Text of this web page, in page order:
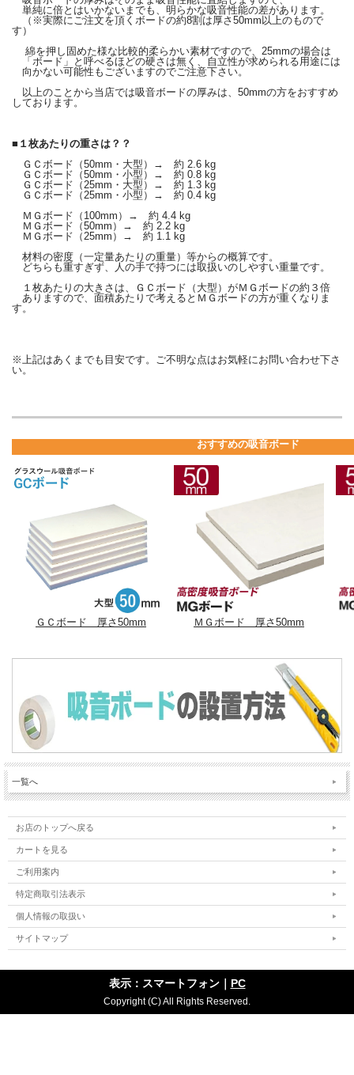
単純に倍とはいかないまでも、明らかな吸音性能の差があります。
（※実際にご注文を頂くボードの約8割は厚さ50mm以上のもので
す）
綿を押し固めた様な比較的柔らかい素材ですので、25mmの場合は
「ボード」と呼べるほどの硬さは無く、自立性が求められる用途には
向かない可能性もございますのでご注意下さい。
以上のことから当店では吸音ボードの厚みは、50mmの方をおすすめ
しております。
■１枚あたりの重さは？？
ＧＣボード（50mm・大型）→ 約 2.6 kg
ＧＣボード（50mm・小型）→ 約 0.8 kg
ＧＣボード（25mm・大型）→ 約 1.3 kg
ＧＣボード（25mm・小型）→ 約 0.4 kg
ＭＧボード（100mm）→ 約 4.4 kg
ＭＧボード（50mm）→ 約 2.2 kg
ＭＧボード（25mm）→ 約 1.1 kg
材料の密度（一定量あたりの重量）等からの概算です。
どちらも重すぎず、人の手で持つには取扱いのしやすい重量です。
１枚あたりの大きさは、ＧＣボード（大型）がＭＧボードの約３倍
ありますので、面積あたりで考えるとＭＧボードの方が重くなりま
す。
※上記はあくまでも目安です。ご不明な点はお気軽にお問い合わせ下さ
い。
おすすめの吸音ボード
ＧＣボード 厚さ50mm ＭＧボード 厚さ50mm
一覧へ
お店のトップへ戻る
カートを見る
ご利用案内
特定商取引法表示
個人情報の取扱い
サイトマップ
表示：スマートフォン｜ PC
Copyright (C) All Rights Reserved.